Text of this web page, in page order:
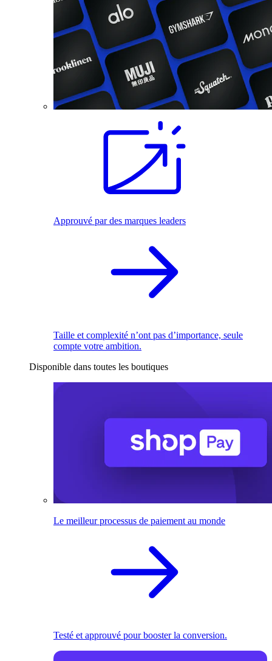
Approuvé par des marques leaders
Taille et complexité n’ont pas d’importance, seule
compte votre ambition.
Disponible dans toutes les boutiques
Le meilleur processus de paiement au monde
Testé et approuvé pour booster la conversion.